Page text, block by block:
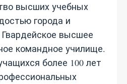
высших учебных
города и
высшее
командное училище.
более 100 лет